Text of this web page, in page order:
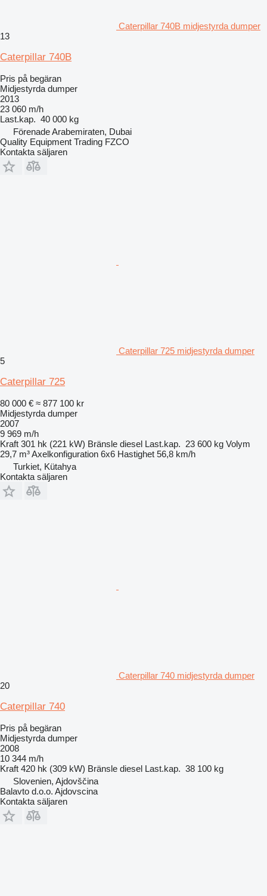
Caterpillar 740B midjestyrda dumper
13
Caterpillar 740B
Pris på begäran
Midjestyrda dumper
2013
23 060 m/h
Last.kap. 40 000 kg
Förenade Arabemiraten, Dubai
Quality Equipment Trading FZCO
Kontakta säljaren
Caterpillar 725 midjestyrda dumper
5
Caterpillar 725
80 000 € ≈ 877 100 kr
Midjestyrda dumper
2007
9 969 m/h
Kraft 301 hk (221 kW) Bränsle diesel Last.kap. 23 600 kg Volym
29,7 m³Axelkonfiguration 6x6 Hastighet 56,8 km/h
Turkiet, Kütahya
Kontakta säljaren
Caterpillar 740 midjestyrda dumper
20
Caterpillar 740
Pris på begäran
Midjestyrda dumper
2008
10 344 m/h
Kraft 420 hk (309 kW) Bränsle diesel Last.kap. 38 100 kg
Slovenien, Ajdovščina
Balavto d.o.o. Ajdovscina
Kontakta säljaren